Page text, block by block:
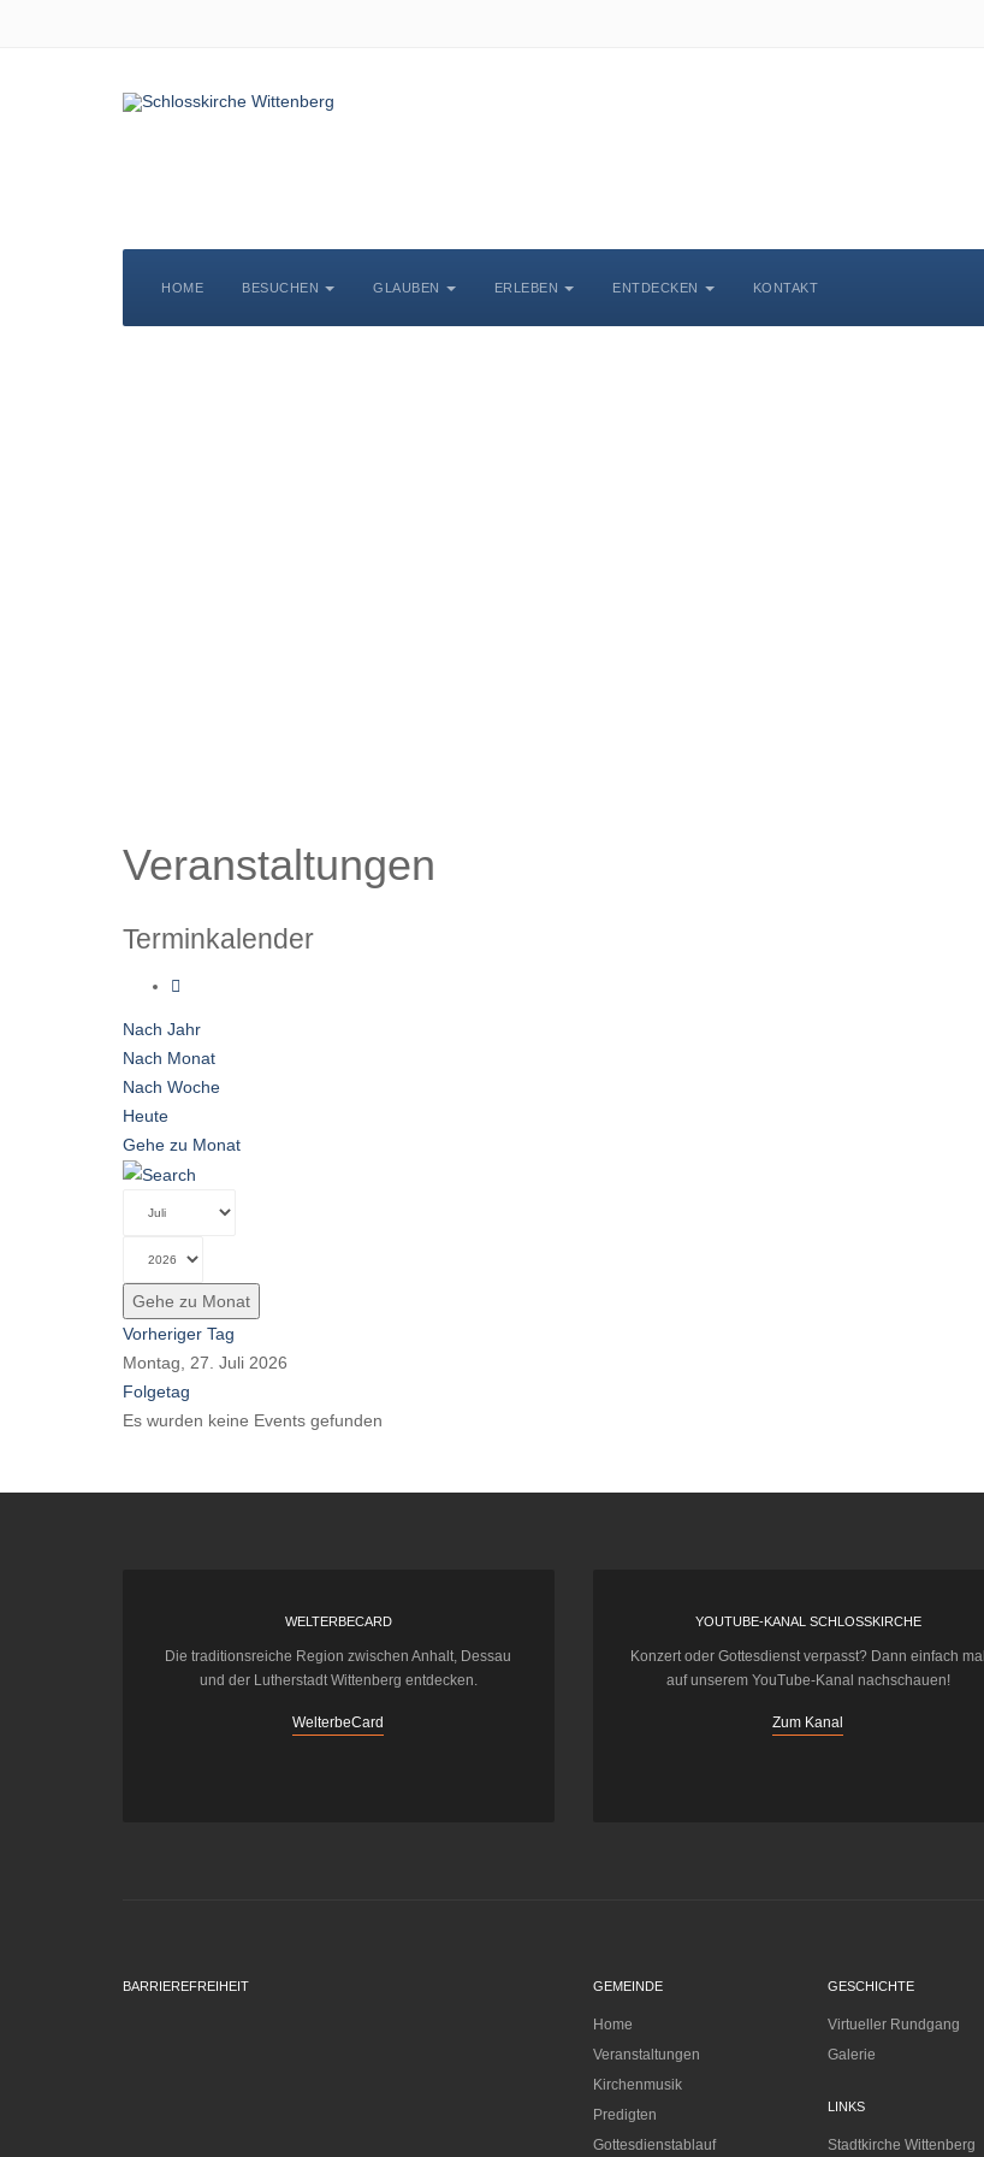
HOME BESUCHEN GLAUBEN ERLEBEN ENTDECKEN KONTAKT
Veranstaltungen
Terminkalender
Nach Jahr
Nach Monat
Nach Woche
Heute
Gehe zu Monat
Gehe zu Monat
Vorheriger Tag
Montag, 27. Juli 2026
Folgetag
Es wurden keine Events gefunden
WELTERBECARD
Die traditionsreiche Region zwischen Anhalt, Dessau
und der Lutherstadt Wittenberg entdecken.
WelterbeCard
YOUTUBE-KANAL SCHLOSSKIRCHE
Konzert oder Gottesdienst verpasst? Dann einfach mal
auf unserem YouTube-Kanal nachschauen!
Zum Kanal
BARRIEREFREIHEIT GEMEINDE
Home
Veranstaltungen
Kirchenmusik
Predigten
Gottesdienstablauf
GESCHICHTE
Virtueller Rundgang
Galerie
LINKS
Stadtkirche Wittenberg